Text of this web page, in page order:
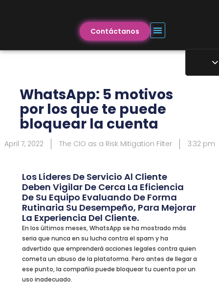
Contáctanos
WhatsApp: 5 motivos
por los que te puede
bloquear la cuenta
April 7, 2022 The CIO as a Risk Mitigation Filter 3:32 pm
Los Líderes De Servicio Al Cliente
Deben Vigilar De Cerca La Eficiencia
De Su Equipo Evaluando De Forma
Rutinaria Su Desempeño, Para Mejorar
La Experiencia Del Cliente.
En los últimos meses, WhatsApp se ha mostrado más
seria que nunca en su lucha contra el spam y ha
advertido que emprenderá acciones legales contra quien
cometa un abuso de la plataforma. Pero antes de llegar a
ese punto, la compañía puede bloquear tu cuenta por un
uso inadecuado.